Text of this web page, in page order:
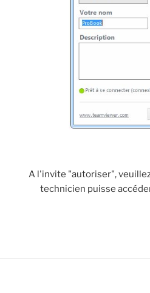
A l'invite "autoriser",
technicien puisse